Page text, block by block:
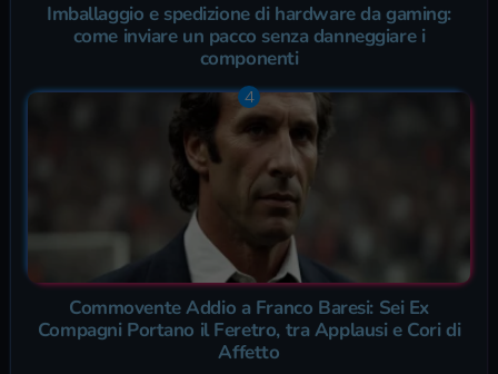
Imballaggio e spedizione di hardware da gaming:
come inviare un pacco senza danneggiare i
componenti
Commovente Addio a Franco Baresi: Sei Ex
Compagni Portano il Feretro, tra Applausi e Cori di
Affetto